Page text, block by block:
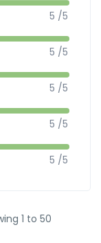
5 /5
5 /5
5 /5
5 /5
5 /5
1 to 50